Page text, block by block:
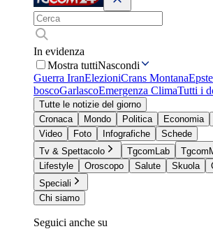
In evidenza
Mostra tuttiNascondi
Guerra IranElezioniCrans Montana
boscoGarlascoEmergenza ClimaTutti i
Tutte le notizie del giorno
Cronaca
Mondo Politica Economia
Video
Foto Infografiche
Schede
Tv & Spettacolo
TgcomLab
Lifestyle
Oroscopo Salute Skuola
Speciali
Chi siamo
Seguici anche su